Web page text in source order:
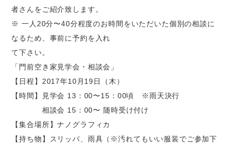
者さんをご紹介致します。
※ 一人20分〜40分程度のお時間をいただいた個別の相談に
なるため、事前に予約を入れ
て下さい。
「門前空き家見学会・相談会」
【日程】2017年10月19日（木）
【時間】見学会 13：00〜15：00頃 ※雨天決行
相談会 15：00〜 随時受け付け
【集合場所】ナノグラフィカ
【持ち物】スリッパ、雨具（※汚れてもいい服装でご参加下